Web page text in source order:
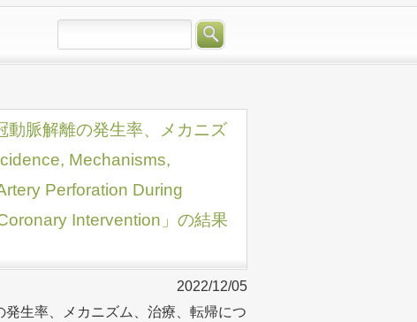
動脈解離の発生率、メカニズ
Mechanisms,
Perforation During
Intervention」の結果
2022/12/05
生率、メカニズム、治療、転帰につ